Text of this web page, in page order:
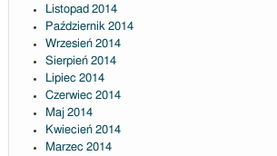
Listopad 2014
Październik 2014
Wrzesień 2014
Sierpień 2014
Lipiec 2014
Czerwiec 2014
Maj 2014
Kwiecień 2014
Marzec 2014